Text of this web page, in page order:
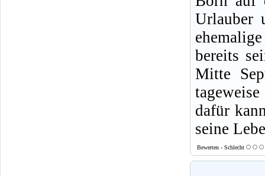
Urlauber
bereits
Mitte
dafür
seine
Bewerten - Schlecht